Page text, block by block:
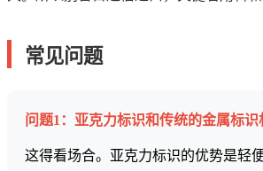
常见问题
问题1：亚克力标识和传统的金属标识
这得看场合。亚克力标识的优势是轻